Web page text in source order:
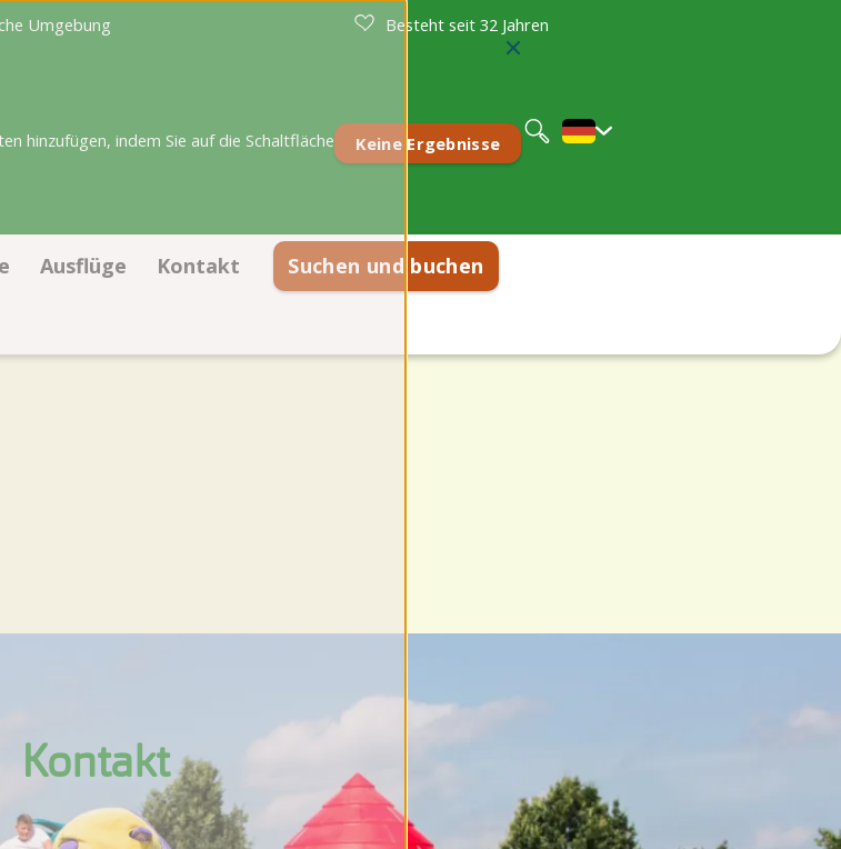
Umgebung Besteht seit 32 Jahren
Keine Ergebnisse
hinzufügen, indem Sie auf die Schaltfläche
English
Ausflüge Kontakt Suchen und buchen
Kontakt